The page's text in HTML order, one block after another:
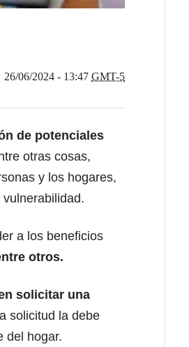
26/06/2024 - 13:47 GMT-5
de potenciales
otras cosas,
y los hogares,
a los beneficios
otros.
solicitar una
solicitud la debe
del hogar.